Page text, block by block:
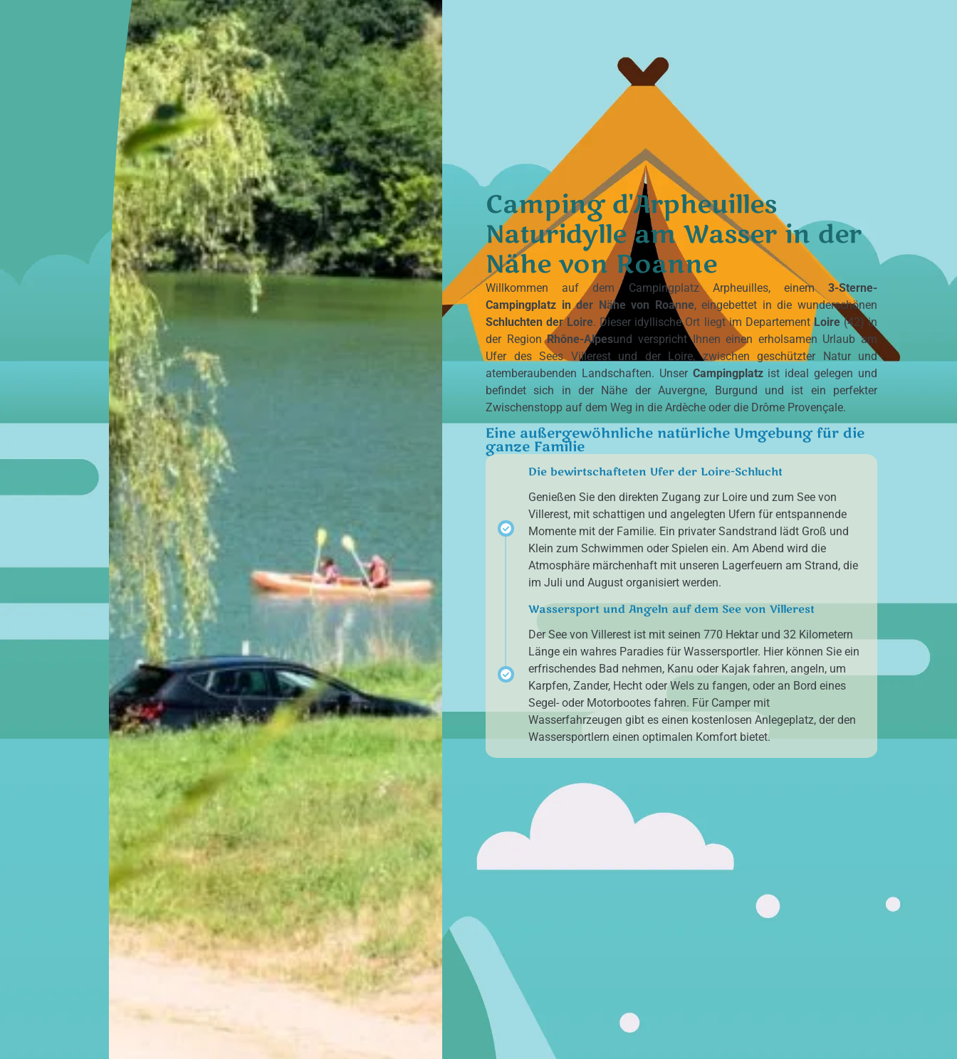
Camping d'Arpheuilles
Naturidylle am Wasser in der
Nähe von Roanne
Willkommen auf dem Campingplatz Arpheuilles, einem3-Sterne-
Campingplatz in der Nähe von Roanne, eingebettet in die wunderschönen
Schluchten der Loire. Dieser idyllische Ort liegt im DepartementLoire(42) in
der RegionRhône-Alpesund verspricht Ihnen einen erholsamen Urlaub am
Ufer des Sees Villerest und der Loire, zwischen geschützter Natur und
atemberaubenden Landschaften. Unser Campingplatzist ideal gelegen und
befindet sich in der Nähe der Auvergne, Burgund und ist ein perfekter
Zwischenstopp auf dem Weg in die Ardèche oder die Drôme Provençale.
Eine außergewöhnliche natürliche Umgebung für die
ganze Familie
Die bewirtschafteten Ufer der Loire-Schlucht
Genießen Sie den direkten Zugang zur Loire und zum See von
Villerest, mit schattigen und angelegten Ufern für entspannende
Momente mit der Familie. Ein privater Sandstrand lädt Groß und
Klein zum Schwimmen oder Spielen ein. Am Abend wird die
Atmosphäre märchenhaft mit unseren Lagerfeuern am Strand, die
im Juli und August organisiert werden.
Wassersport und Angeln auf dem See von Villerest
Der See von Villerest ist mit seinen 770 Hektar und 32 Kilometern
Länge ein wahres Paradies für Wassersportler. Hier können Sie ein
erfrischendes Bad nehmen, Kanu oder Kajak fahren, angeln, um
Karpfen, Zander, Hecht oder Wels zu fangen, oder an Bord eines
Segel- oder Motorbootes fahren. Für Camper mit
Wasserfahrzeugen gibt es einen kostenlosen Anlegeplatz, der den
Wassersportlern einen optimalen Komfort bietet.